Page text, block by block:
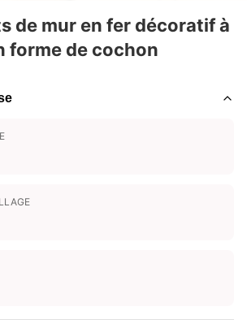
de mur en fer décoratif à
forme de cochon